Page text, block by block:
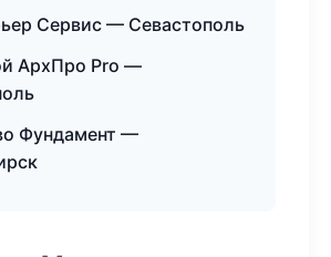
Сервис — Севастополь
АрхПро Pro —
Фундамент —